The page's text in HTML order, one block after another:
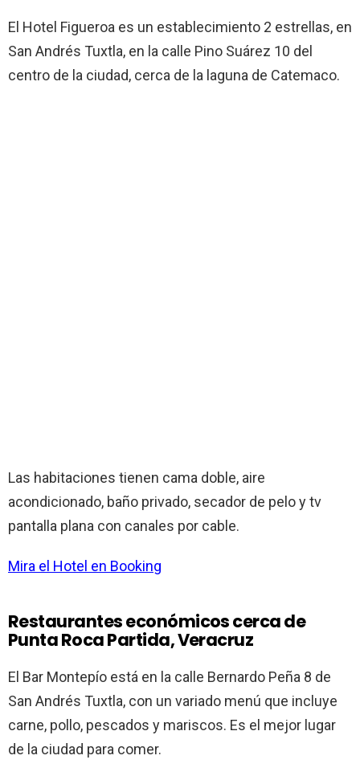
El Hotel Figueroa es un establecimiento 2 estrellas, en
San Andrés Tuxtla, en la calle Pino Suárez 10 del
centro de la ciudad, cerca de la laguna de Catemaco.
Las habitaciones tienen cama doble, aire
acondicionado, baño privado, secador de pelo y tv
pantalla plana con canales por cable.
Mira el Hotel en Booking
Restaurantes económicos cerca de
Punta Roca Partida, Veracruz
El Bar Montepío está en la calle Bernardo Peña 8 de
San Andrés Tuxtla, con un variado menú que incluye
carne, pollo, pescados y mariscos. Es el mejor lugar
de la ciudad para comer.